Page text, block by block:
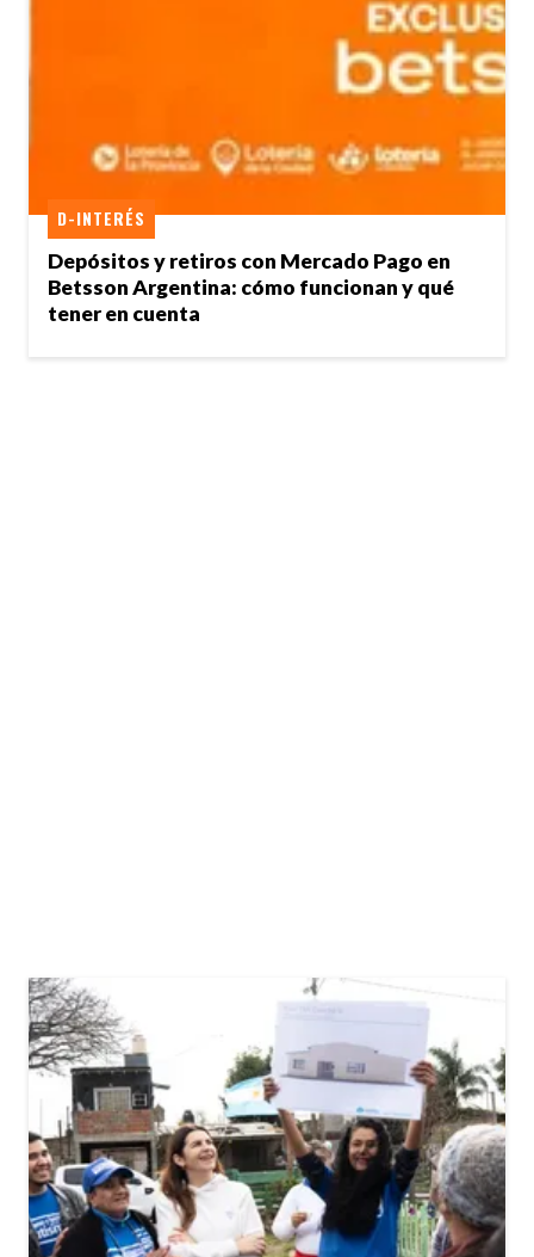
Depósitos y retiros con Mercado Pago en
Betsson Argentina: cómo funcionan y qué
tener en cuenta
D-INTERÉS